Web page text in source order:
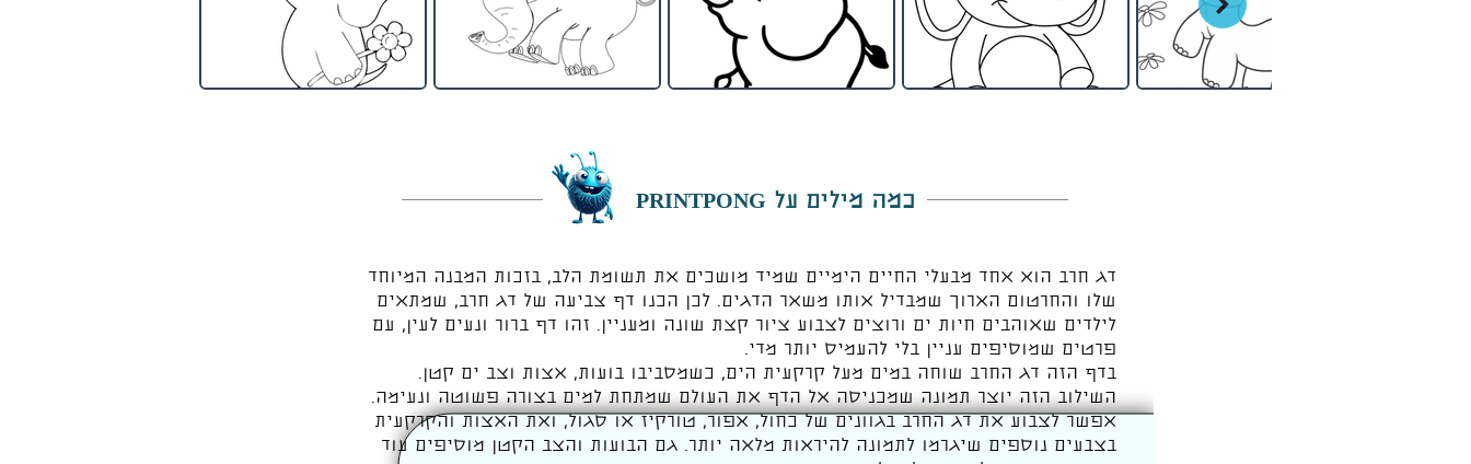
כמה מילים על PRINTPONG
דג חרב הוא אחד מבעלי החיים הימיים שמיד מושכים את תשומת הלב, בזכות המבנה המיוחד
שלו והחרטום הארוך שמבדיל אותו משאר הדגים. לכן הכנו דף צביעה של דג חרב, שמתאים
לילדים שאוהבים חיות ים ורוצים לצבוע ציור קצת שונה ומעניין. זהו דף ברור ונעים לעין, עם
פרטים שמוסיפים עניין בלי להעמיס יותר מדי.
בדף הזה דג החרב שוחה במים מעל קרקעית הים, כשמסביבו בועות, אצות וצב ים קטן.
השילוב הזה יוצר תמונה שמכניסה אל הדף את העולם שמתחת למים בצורה פשוטה ונעימה.
אפשר לצבוע את דג החרב בגוונים של כחול, אפור, טורקיז או סגול, ואת האצות והקרקעית
בצבעים נוספים שיגרמו לתמונה להיראות מלאה יותר. גם הבועות והצב הקטן מוסיפים עוד